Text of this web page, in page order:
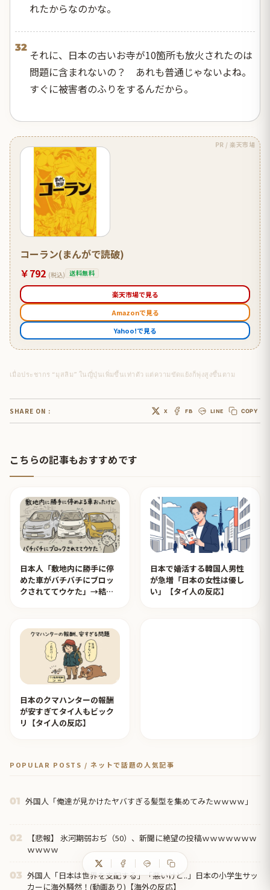
れたからなのかな。
32
それに、日本の古いお寺が10箇所も放火されたのは
問題に含まれないの？ あれも普通じゃないよね。
すぐに被害者のふりをするんだから。
PR / 楽天市場
コーラン(まんがで読破)
￥792 (税込) 送料無料
楽天市場で見る
Amazonで見る
Yahoo!で見る
เมื่อประชากร “มุสลิม” ในญี่ปุ่นเพิ่มขึ้นเท่าตัว แต่ความขัดแย้งก็พุ่งสูงขึ้นตาม
SHARE ON : X FB LINE COPY
こちらの記事もおすすめです
日本人「敷地内に勝手に停
めた車がバチバチにブロッ
クされててウケた」→結末
日本で婚活する韓国人男性
が急増「日本の女性は優し
い」【タイ人の反応】
日本のクマハンターの報酬
が安すぎてタイ人もビック
リ【タイ人の反応】
POPULAR POSTS / ネットで話題の人気記事
01 外国人「俺達が見かけたヤバすぎる髪型を集めてみたｗｗｗｗ」
02
【悲報】 氷河期弱おぢ（50）、新聞に絶望の投稿ｗｗｗｗｗｗｗ
ｗｗｗｗ
03 外国人「日本は世界を支配する」「悪いけど..」日本の小学生サッ
カーに海外騒然！(動画あり)【海外の反応】